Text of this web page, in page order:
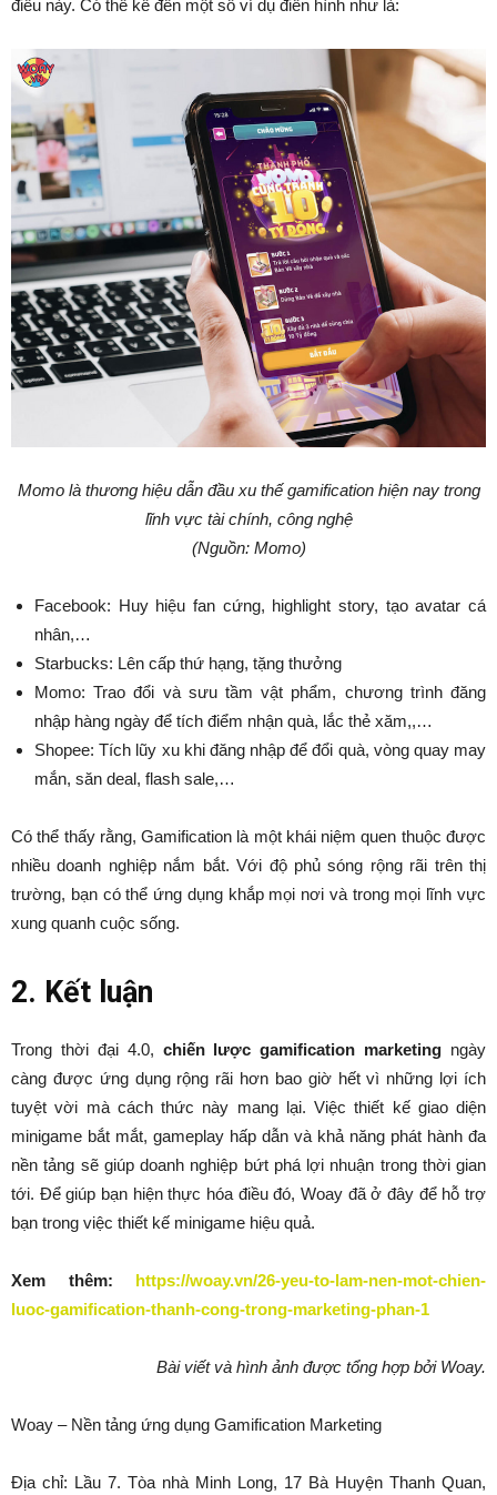
điều này. Có thể kể đến một số ví dụ điển hình như là:
Momo là thương hiệu dẫn đầu xu thế gamification hiện nay trong
lĩnh vực tài chính, công nghệ
(Nguồn: Momo)
Facebook: Huy hiệu fan cứng, highlight story, tạo avatar cá
nhân,…
Starbucks: Lên cấp thứ hạng, tặng thưởng
Momo: Trao đổi và sưu tầm vật phẩm, chương trình đăng
nhập hàng ngày để tích điểm nhận quà, lắc thẻ xăm,,…
Shopee: Tích lũy xu khi đăng nhập để đổi quà, vòng quay may
mắn, săn deal, flash sale,…
Có thể thấy rằng, Gamification là một khái niệm quen thuộc được
nhiều doanh nghiệp nắm bắt. Với độ phủ sóng rộng rãi trên thị
trường, bạn có thể ứng dụng khắp mọi nơi và trong mọi lĩnh vực
xung quanh cuộc sống.
2. Kết luận
Trong thời đại 4.0, chiến lược gamification marketing ngày
càng được ứng dụng rộng rãi hơn bao giờ hết vì những lợi ích
tuyệt vời mà cách thức này mang lại. Việc thiết kế giao diện
minigame bắt mắt, gameplay hấp dẫn và khả năng phát hành đa
nền tảng sẽ giúp doanh nghiệp bứt phá lợi nhuận trong thời gian
tới. Để giúp bạn hiện thực hóa điều đó, Woay đã ở đây để hỗ trợ
bạn trong việc thiết kế minigame hiệu quả.
Xem thêm: https://woay.vn/26-yeu-to-lam-nen-mot-chien-
luoc-gamification-thanh-cong-trong-marketing-phan-1
Bài viết và hình ảnh được tổng hợp bởi Woay.
Woay – Nền tảng ứng dụng Gamification Marketing
Địa chỉ: Lầu 7. Tòa nhà Minh Long, 17 Bà Huyện Thanh Quan,